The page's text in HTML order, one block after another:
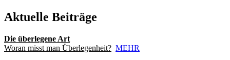
Aktuelle Beiträge
Die überlegene Art
Woran misst man Überlegenheit? MEHR